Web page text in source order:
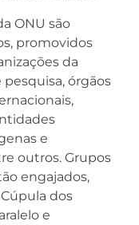
ONU são
promovidos
da
órgãos
e
outros. Grupos
engajados,
dos
e